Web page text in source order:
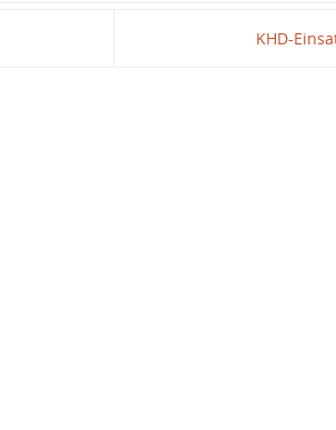
KHD-